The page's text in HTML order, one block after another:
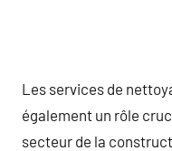
Les services de
également un rôle
secteur de la